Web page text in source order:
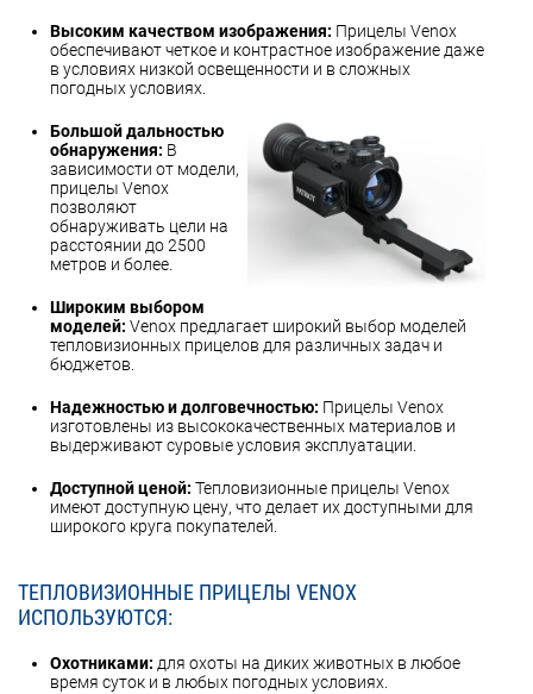
Высоким качеством изображения: Прицелы Venox
обеспечивают четкое и контрастное изображение даже
в условиях низкой освещенности и в сложных
погодных условиях.
Большой дальностью
обнаружения: В
зависимости от модели,
прицелы Venox
позволяют
обнаруживать цели на
расстоянии до 2500
метров и более.
Широким выбором
моделей: Venox предлагает широкий выбор моделей
тепловизионных прицелов для различных задач и
бюджетов.
Надежностью и долговечностью: Прицелы Venox
изготовлены из высококачественных материалов и
выдерживают суровые условия эксплуатации.
Доступной ценой: Тепловизионные прицелы Venox
имеют доступную цену, что делает их доступными для
широкого круга покупателей.
ТЕПЛОВИЗИОННЫЕ ПРИЦЕЛЫ VENOX
ИСПОЛЬЗУЮТСЯ:
Охотниками: для охоты на диких животных в любое
время суток и в любых погодных условиях.